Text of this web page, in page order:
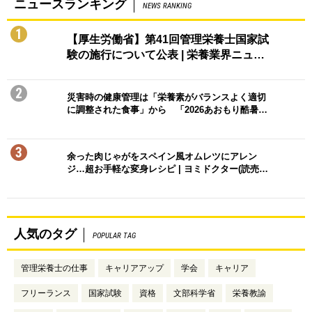
ニュースランキング NEWS RANKING
1
【厚生労働省】第41回管理栄養士国家試
験の施行について公表 | 栄養業界ニュ…
2
災害時の健康管理は「栄養素がバランスよく適切
に調整された食事」から 「2026あおもり酷暑…
3
余った肉じゃがをスペイン風オムレツにアレン
ジ…超お手軽な変身レシピ | ヨミドクター(読売…
人気のタグ POPULAR TAG
管理栄養士の仕事 キャリアアップ 学会 キャリア
フリーランス 国家試験 資格 文部科学省 栄養教諭